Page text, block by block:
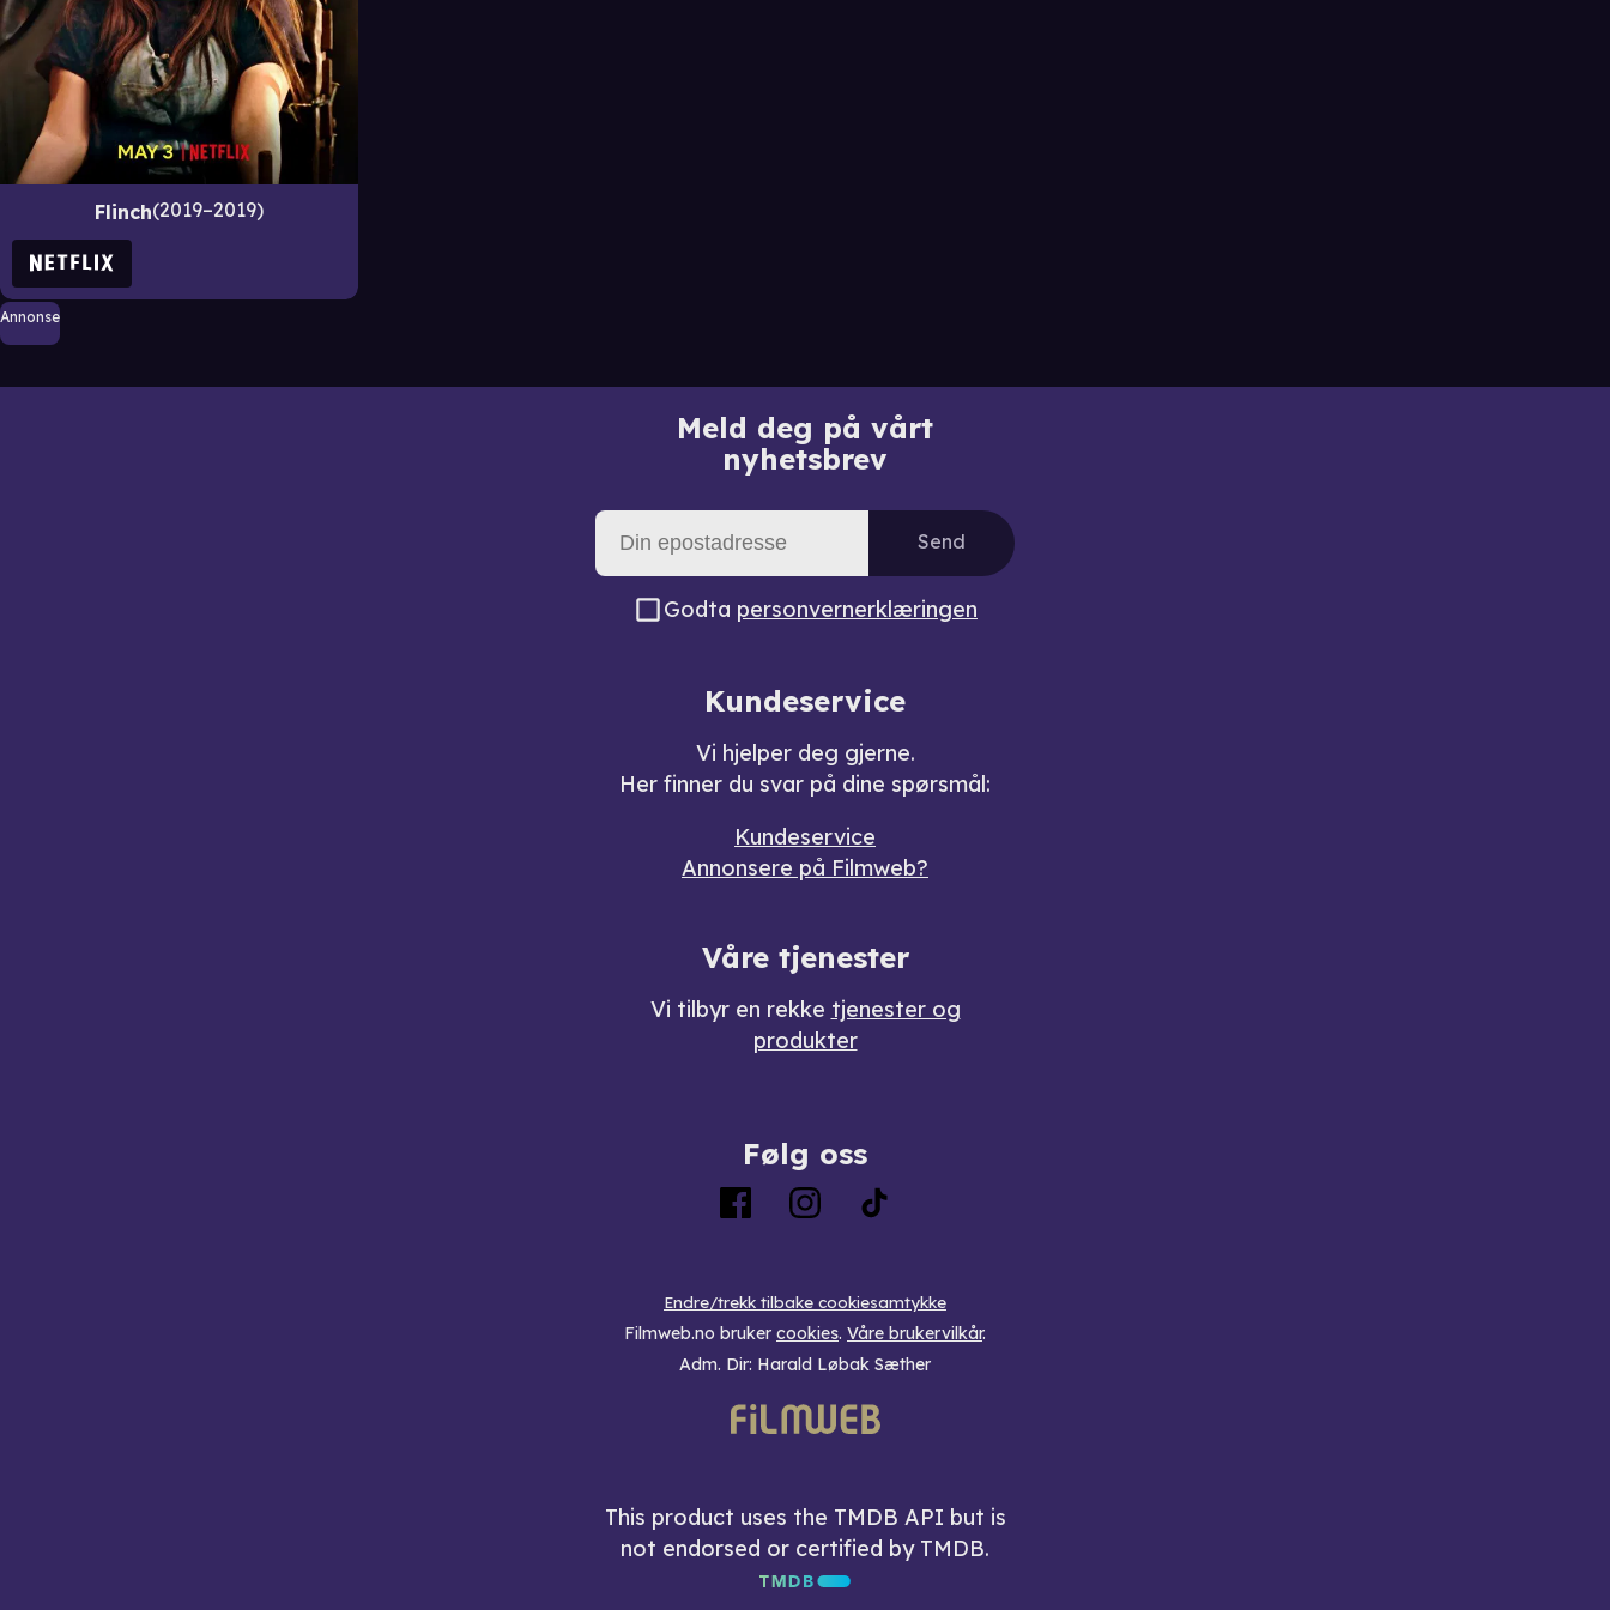
Flinch 2019–2019
Annonse
Meld deg på vårt
nyhetsbrev
Send
Godta personvernerklæringen
Kundeservice
Vi hjelper deg gjerne.
Her finner du svar på dine spørsmål:
Kundeservice
Annonsere på Filmweb?
Våre tjenester
Vi tilbyr en rekke tjenester og
produkter
Følg oss
Endre/trekk tilbake cookiesamtykke
Filmweb.no bruker cookies. Våre brukervilkår.
Adm. Dir: Harald Løbak Sæther
This product uses the TMDB API but is
not endorsed or certified by TMDB.